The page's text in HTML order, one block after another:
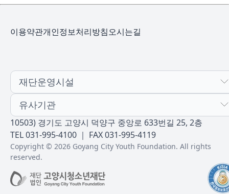
10503) 경기도 고양시 덕양구 중앙로 633번길 25, 2층
TEL 031-995-4100 ｜ FAX 031-995-4119
Copyright © 2026 Goyang City Youth Foundation. All rights
reserved.
이용약관개인정보처리방침오시는길
재단운영시설
유사기관